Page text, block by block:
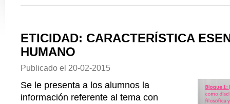
ETICIDAD: CARACTERÍSTICA
HUMANO
Publicado el 20-02-2015
Se le presenta a los alumnos la
información referente al tema con